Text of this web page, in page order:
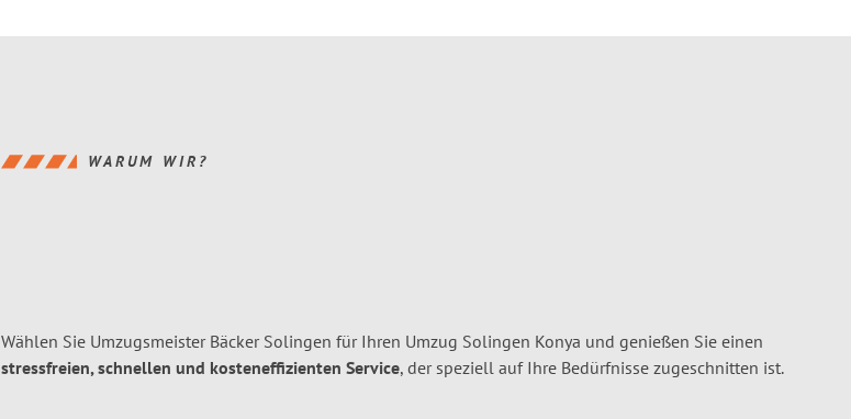
WARUM WIR?
Wählen Sie Umzugsmeister Bäcker Solingen für Ihren Umzug Solingen Konya und genießen Sie einen
stressfreien, schnellen und kosteneffizienten Service, der speziell auf Ihre Bedürfnisse zugeschnitten ist.